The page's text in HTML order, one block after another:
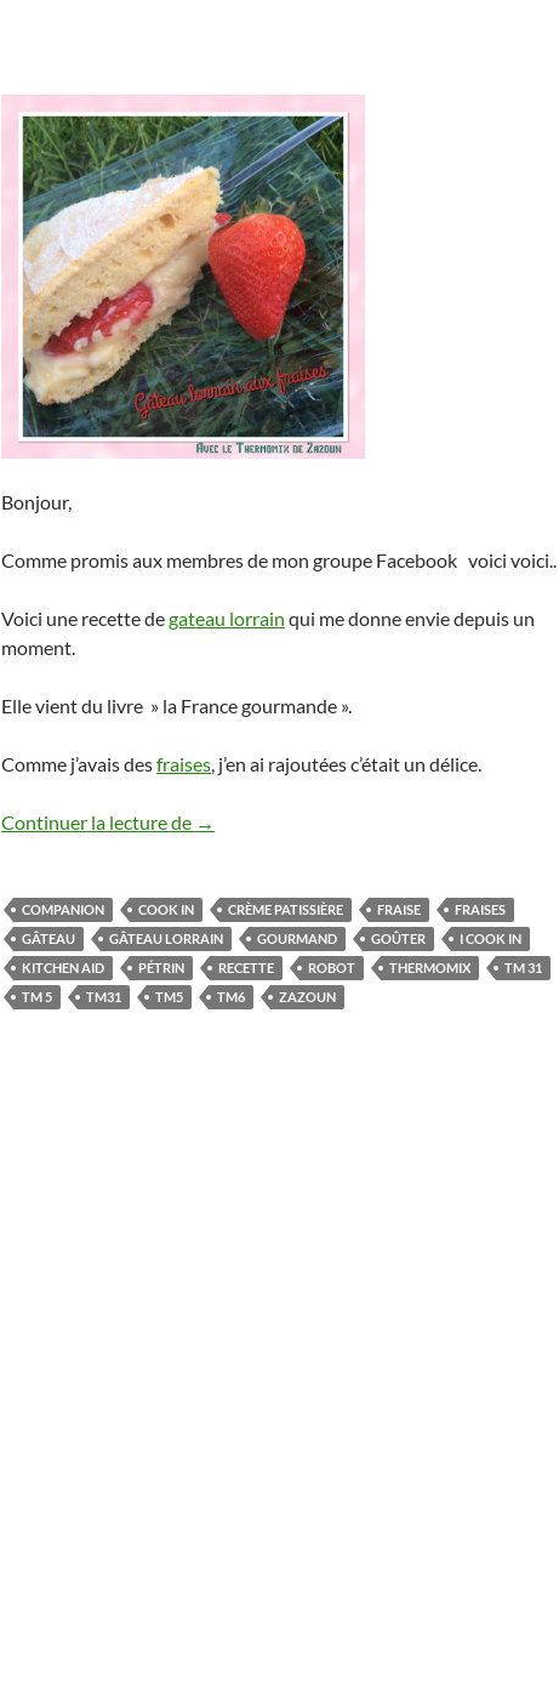
Bonjour,
Comme promis aux membres de mon groupe Facebook voici voici..
Voici une recette degateau lorrain qui me donne envie depuis un
moment.
Elle vient du livre » la France gourmande ».
Comme j’avais desfraises, j’en ai rajoutées c’était un délice.
Continuer la lecture de Gateau lorrain aux fraises Thermomix et sans
→
COMPANION COOK IN CRÈME PATISSIÈRE FRAISE
FRAISES
GÂTEAU
GÂTEAU LORRAIN GOURMAND GOÛTER
I COOK IN
KITCHEN AID
PÉTRIN RECETTE ROBOT THERMOMIX
TM 31
TM 5
TM31 TM5 TM6 ZAZOUN